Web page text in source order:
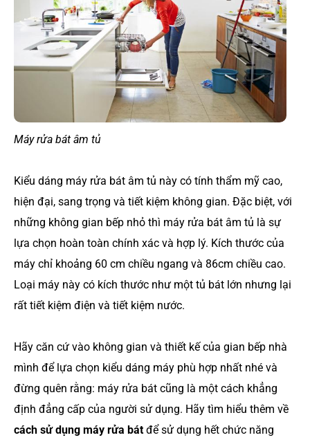
Máy rửa bát âm tủ
Kiểu dáng máy rửa bát âm tủ này có tính thẩm mỹ cao,
hiện đại, sang trọng và tiết kiệm không gian. Đặc biệt, với
những không gian bếp nhỏ thì máy rửa bát âm tủ là sự
lựa chọn hoàn toàn chính xác và hợp lý. Kích thước của
máy chỉ khoảng 60 cm chiều ngang và 86cm chiều cao.
Loại máy này có kích thước như một tủ bát lớn nhưng lại
rất tiết kiệm điện và tiết kiệm nước.
Hãy căn cứ vào không gian và thiết kế của gian bếp nhà
mình để lựa chọn kiểu dáng máy phù hợp nhất nhé và
đừng quên rằng: máy rửa bát cũng là một cách khẳng
định đẳng cấp của người sử dụng. Hãy tìm hiểu thêm về
cách sử dụng máy rửa bát để sử dụng hết chức năng